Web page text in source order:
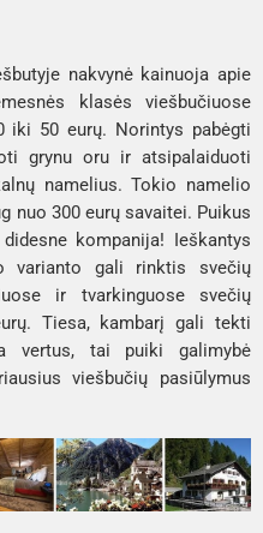
nakvynė kainuoja apie
klasės viešbučiuose
iki 50 eurų. Norintys pabėgti
grynu oru ir atsipalaiduoti
namelius. Tokio namelio
nuo 300 eurų savaitei. Puikus
kompanija! Ieškantys
varianto gali rinktis svečių
ir tvarkinguose svečių
Tiesa, kambarį gali tekti
vertus, tai puiki galimybė
viešbučių pasiūlymus